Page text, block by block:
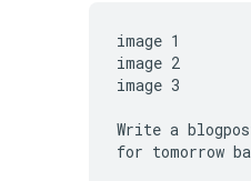
image 1
image 2
image 3
Write a
for tomorrow